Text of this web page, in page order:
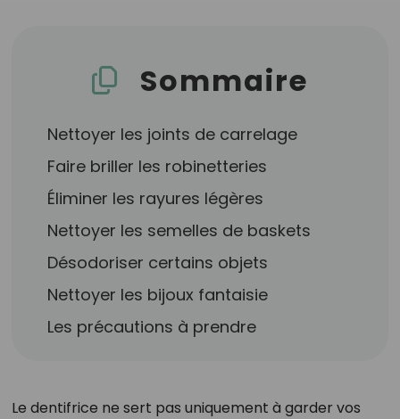
Sommaire
Nettoyer les joints de carrelage
Faire briller les robinetteries
Éliminer les rayures légères
Nettoyer les semelles de baskets
Désodoriser certains objets
Nettoyer les bijoux fantaisie
Les précautions à prendre
Le dentifrice ne sert pas uniquement à garder vos